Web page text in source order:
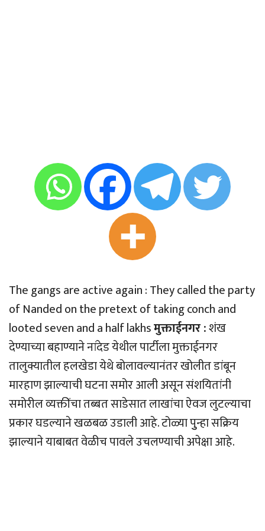
The gangs are active again : They called the party
of Nanded on the pretext of taking conch and
looted seven and a half lakhsमुक्ताईनगर :शंख
देण्याच्या बहाण्याने नांदेड येथील पार्टीला मुक्ताईनगर
तालुक्यातील हलखेडा येथे बोलावल्यानंतर खोलीत डांबून
मारहाण झाल्याची घटना समोर आली असून संशयितांनी
समोरील व्यक्तींचा तब्बत साडेसात लाखांचा ऐवज लुटल्याचा
प्रकार घडल्याने खळबळ उडाली आहे. टोळ्या पुुन्हा सक्रिय
झाल्याने याबाबत वेळीच पावले उचलण्याची अपेक्षा आहे.